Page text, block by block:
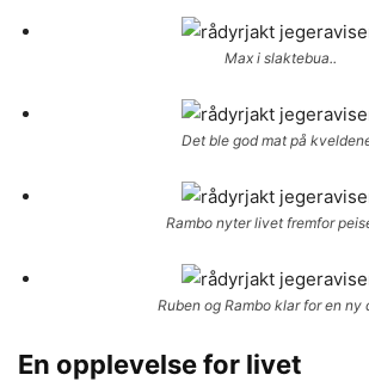
Max i slaktebua..
Det ble god mat på
Rambo nyter livet fremfor
Ruben og Rambo klar for en ny
En opplevelse for livet